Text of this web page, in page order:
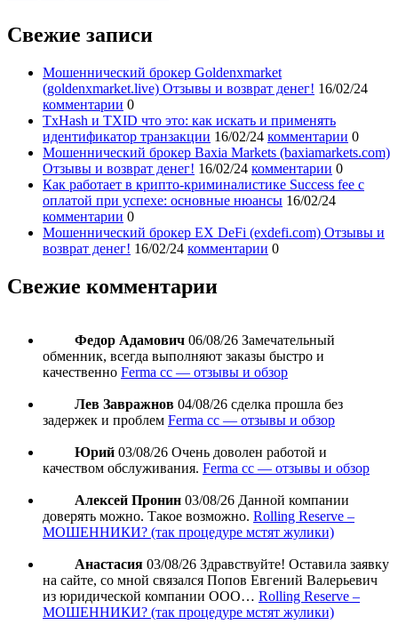
Свежие записи
Мошеннический брокер Goldenxmarket
(goldenxmarket.live) Отзывы и возврат денег! 16/02/24
комментарии 0
TxHash и TXID что это: как искать и применять
идентификатор транзакции 16/02/24 комментарии 0
Мошеннический брокер Baxia Markets (baxiamarkets.com)
Отзывы и возврат денег! 16/02/24 комментарии 0
Как работает в крипто-криминалистике Success fee с
оплатой при успехе: основные нюансы 16/02/24
комментарии 0
Мошеннический брокер EX DeFi (exdefi.com) Отзывы и
возврат денег! 16/02/24 комментарии 0
Свежие комментарии
Федор Адамович 06/08/26 Замечательный
обменник, всегда выполняют заказы быстро и
качественно Ferma cc — отзывы и обзор
Лев Завражнов 04/08/26 сделка прошла без
задержек и проблем Ferma cc — отзывы и обзор
Юрий 03/08/26 Очень доволен работой и
качеством обслуживания. Ferma cc — отзывы и обзор
Алексей Пронин 03/08/26 Данной компании
доверять можно. Такое возможно. Rolling Reserve –
МОШЕННИКИ? (так процедуре мстят жулики)
Анастасия 03/08/26 Здравствуйте! Оставила заявку
на сайте, со мной связался Попов Евгений Валерьевич
из юридической компании ООО… Rolling Reserve –
МОШЕННИКИ? (так процедуре мстят жулики)